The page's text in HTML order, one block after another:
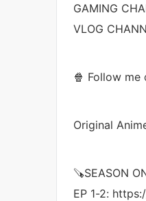
GAMING
VLOG
🍿 Follow
Original
🪚SEASON
EP 1-2: